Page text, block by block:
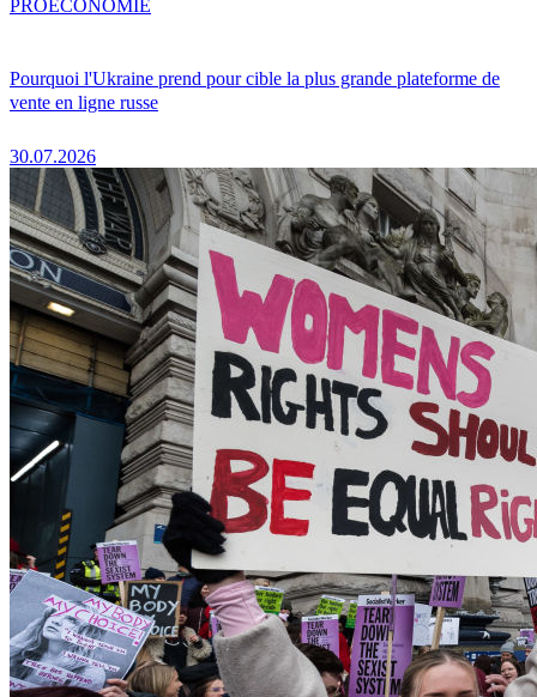
Pourquoi l'Ukraine prend pour cible la plus grande plateforme de
vente en ligne russe
30.07.2026
PROÉCONOMIE